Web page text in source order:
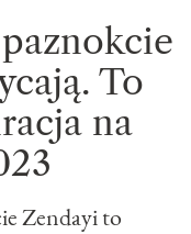
To
na
Zendayi to